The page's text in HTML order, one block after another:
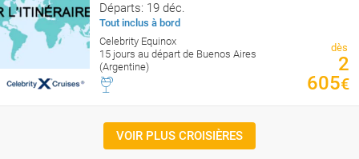
Départs: 19 déc.
Tout inclus à bord
Celebrity Equinox
15 jours au départ de Buenos Aires
(Argentine)
dès
2
605€
VOIR PLUS CROISIÈRES